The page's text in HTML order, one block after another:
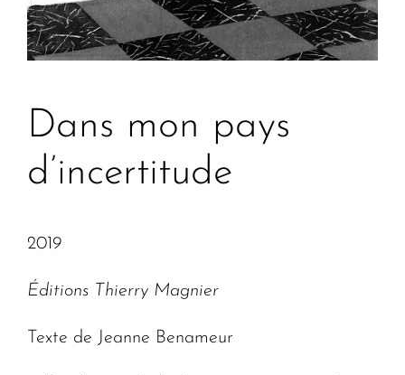
Dans mon pays
d’incertitude
2019
Éditions Thierry Magnier
Texte de Jeanne Benameur